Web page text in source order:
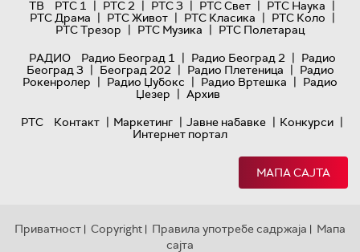
ТВ
РТС 1 | РТС 2 | РТС 3 | РТС Свет | РТС Наука |
РТС Драма | РТС Живот | РТС Класика | РТС Коло |
РТС Трезор | РТС Музика | РТС Полетарац
РАДИО
Радио Београд 1 | Радио Београд 2 | Радио
Београд 3 | Београд 202 | Радио Плетеница | Радио
Рокенролер | Радио Џубокс | Радио Вртешка | Радио
Џезер | Архив
РТС
Контакт | Маркетинг | Јавне набавке | Конкурси |
Интернет портал
МАПА САЈТА
Приватност | Copyright | Правила употребе садржаја | Мапа
сајта